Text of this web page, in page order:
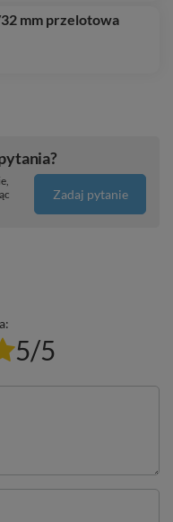
mm przelotowa
Zadaj pytanie
5/5